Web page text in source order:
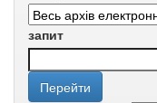
запит